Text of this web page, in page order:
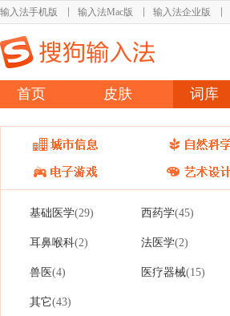
输入法手机版 输入法Mac版 输入法企业版
首页 皮肤 词库
基础医学(29) 西药学(45)
耳鼻喉科(2) 法医学(2)
兽医(4) 医疗器械(15)
其它(43)